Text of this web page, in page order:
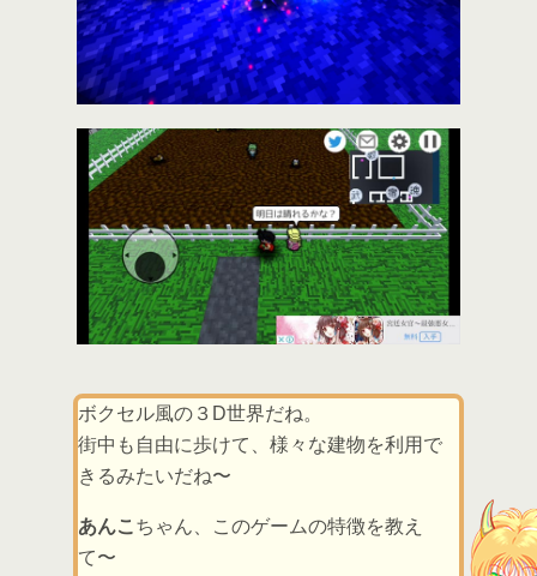
ボクセル風の３D世界だね。
街中も自由に歩けて、様々な建物を利用で
きるみたいだね〜
あんこ ちゃん、このゲームの特徴を教え
て〜